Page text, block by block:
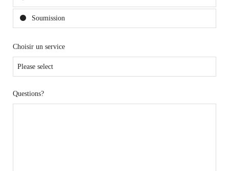
Soumission
Choisir un service
Questions?